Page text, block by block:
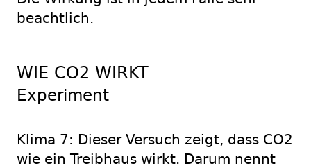
beachtlich.
WIE CO2 WIRKT
Experiment
Klima 7: Dieser Versuch zeigt, dass CO2
wie ein Treibhaus wirkt. Darum nennt